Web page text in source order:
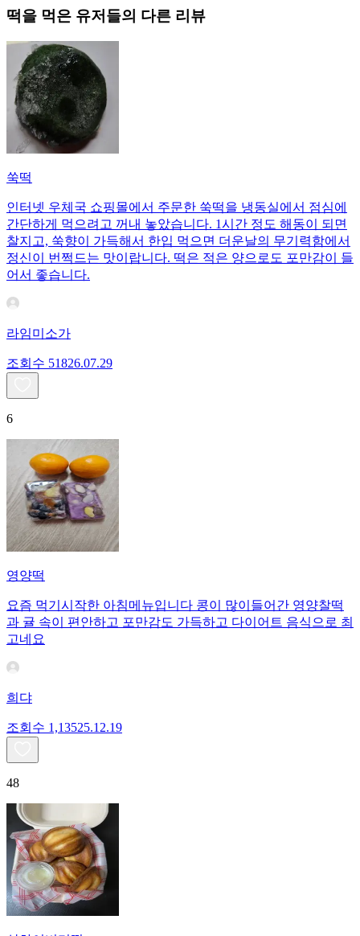
떡을 먹은 유저들의 다른 리뷰
쑥떡
인터넷 우체국 쇼핑몰에서 주문한 쑥떡을 냉동실에서 점심에
간단하게 먹으려고 꺼내 놓았습니다. 1시간 정도 해동이 되면
찰지고, 쑥향이 가득해서 한입 먹으면 더운날의 무기력함에서
정신이 번쩍드는 맛이랍니다. 떡은 적은 양으로도 포만감이 들
어서 좋습니다.
라임미소가
조회수 51826.07.29
6
영양떡
요즘 먹기시작한 아침메뉴입니다 콩이 많이들어간 영양찰떡
과 귤 속이 편안하고 포만감도 가득하고 다이어트 음식으로 최
고네요
희댜
조회수 1,13525.12.19
48